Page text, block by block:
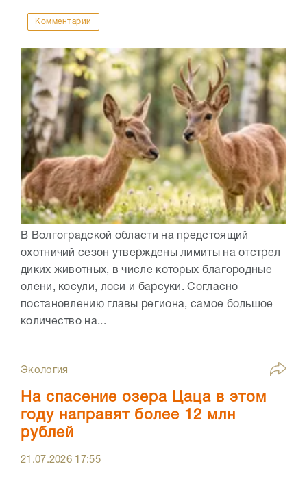
Комментарии
В Волгоградской области на предстоящий
охотничий сезон утверждены лимиты на отстрел
диких животных, в числе которых благородные
олени, косули, лоси и барсуки. Согласно
постановлению главы региона, самое большое
количество на...
Экология
На спасение озера Цаца в этом
году направят более 12 млн
рублей
21.07.2026 17:55